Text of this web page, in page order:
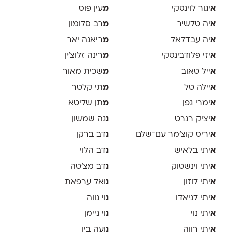
איגור לוינסקי
איה טלשיר
איה עבדלאל
איזי פלודבינסקי
אייל טאוב
איילה טל
אימרי גפן
איציק רנרט
איריס קוצ׳מר עם־שלם
איתי בלאיש
איתי וינשטוק
איתי לוזון
איתי לניאדו
איתי נוי
איתי רווה
מעין פוס
מרב סלומון
מריאנה יאר
מרינה זלוצ׳ין
משכית מאור
מתי קלטר
מתן שליטא
נגה שמשון
נדב ברקן
נדב הלוי
נדב מצ׳טה
נ ואל ערפאת
נ וי נווה
נוי ניימן
נ ועה ביו